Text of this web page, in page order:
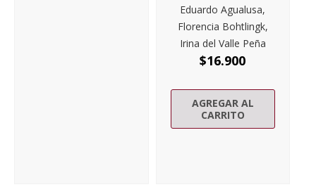
Eduardo Agualusa,
Florencia Bohtlingk,
Irina del Valle Peña
$16.900
AGREGAR AL
CARRITO